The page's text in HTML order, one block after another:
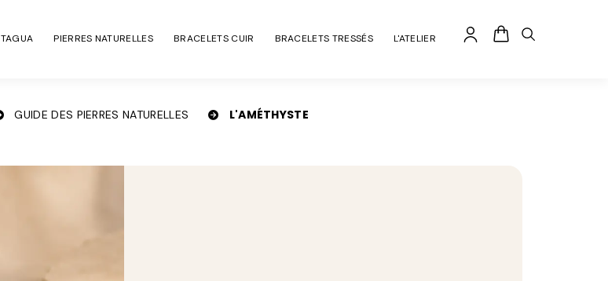
TAGUA PIERRES NATURELLES BRACELETS CUIR BRACELETS TRESSÉS L'ATELIER
GUIDE DES PIERRES NATURELLES L'AMÉTHYSTE